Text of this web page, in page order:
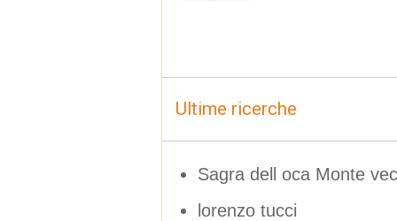
Ultime ricerche
Sagra dell oca Monte
lorenzo tucci